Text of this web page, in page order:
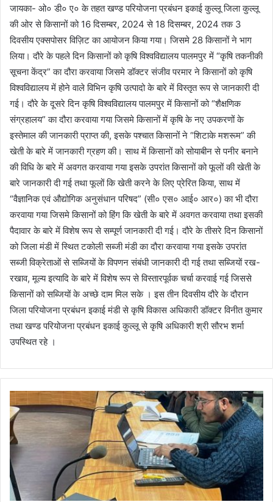
जायका- ओ० डी० ए० के तहत खण्ड परियोजना प्रबंधन इकाई कुल्लू जिला कुल्लू
की ओर से किसानों को 16 दिसम्बर, 2024 से 18 दिसम्बर, 2024 तक 3
दिवसीय एक्सपोसर विज़िट का आयोजन किया गया। जिसमे 28 किसानों ने भाग
लिया। दौरे के पहले दिन किसानों को कृषि विश्वविद्यालय पालमपुर में “कृषि तकनीकी
सूचना केंद्र” का दौरा करवाया जिसमे डॉक्टर संजीव परमार ने किसानों को कृषि
विश्वविद्यालय में होने वाले विभिन कृषि उत्पादो के बारे में विस्तृत रूप से जानकारी दी
गई। दौरे के दूसरे दिन कृषि विश्वविद्यालय पालमपुर में किसानों को “शैक्षणिक
संग्रहालय” का दौरा करवाया गया जिसमे किसानों में कृषि के नए उपकरणों के
इस्तेमाल की जानकारी प्राप्त की, इसके पश्चात किसानों ने “शिटाके मशरूम” की
खेती के बारे में जानकारी ग्रहण की। साथ में किसानों को सोयाबीन से पनीर बनाने
की विधि के बारे में अवगत करवाया गया इसके उपरांत किसानों को फूलों की खेती के
बारे जानकारी दी गई तथा फूलों कि खेती करने के लिए प्रेरित किया, साथ में
“वैज्ञानिक एवं औ‌द्योगिक अनुसंधान परिषद” (सी० एस० आई० आर०) का भी दौरा
करवाया गया जिसमे किसानों को हिंग कि खेती के बारे में अवगत करवाया तथा इसकी
पैदावार के बारे में विशेष रूप से सम्पूर्ण जानकारी दी गई। दौरे के तीसरे दिन किसानों
को जिला मंडी में स्थित टकोली सब्जी मंडी का दौरा करवाया गया इसके उपरांत
सब्जी विक्रेताओं से सब्जियों के विपणन संबंधी जानकारी दी गई तथा सब्जियों रख-
रखाव, मूल्य इत्यादि के बारे में विशेष रूप से विस्तारपूर्वक चर्चा करवाई गई जिससे
किसानों को सब्जियों के अच्छे दाम मिल सके । इस तीन दिवसीय दौरे के दौरान
जिला परियोजना प्रबंधन इकाई मंडी से कृषि विकास अधिकारी डॉक्टर विनीत कुमार
तथा खण्ड परियोजना प्रबंधन इकाई कुल्लू से कृषि अधिकारी श्री सौरभ शर्मा
उपस्थित रहे ।